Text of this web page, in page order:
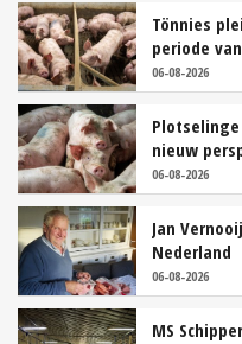
Tönnies
periode
06-08-2026
nieuw
06-08-2026
Jan
Nederland
06-08-2026
MS